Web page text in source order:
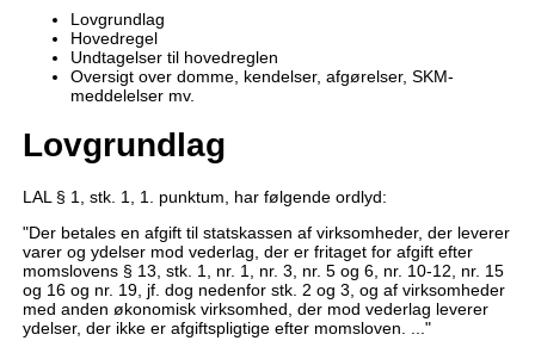
Lovgrundlag
Hovedregel
Undtagelser til hovedreglen
Oversigt over domme, kendelser, afgørelser, SKM-
meddelelser mv.
Lovgrundlag
LAL § 1, stk. 1, 1. punktum, har følgende ordlyd:
"Der betales en afgift til statskassen af virksomheder, der leverer
varer og ydelser mod vederlag, der er fritaget for afgift efter
momslovens § 13, stk. 1, nr. 1, nr. 3, nr. 5 og 6, nr. 10-12, nr. 15
og 16 og nr. 19, jf. dog nedenfor stk. 2 og 3, og af virksomheder
med anden økonomisk virksomhed, der mod vederlag leverer
ydelser, der ikke er afgiftspligtige efter momsloven. ..."